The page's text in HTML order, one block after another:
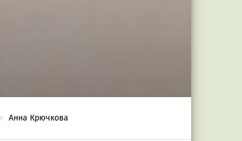
Анна Крючкова